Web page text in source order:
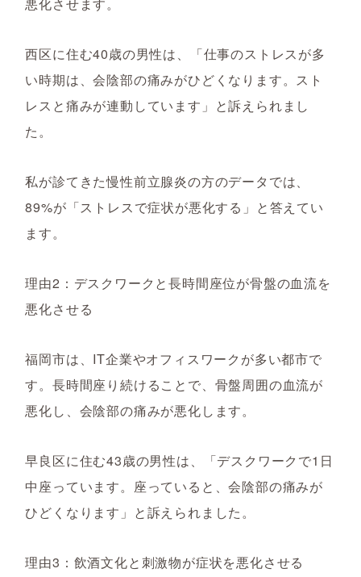
西区に住む40歳の男性は、「仕事のストレスが多
い時期は、会陰部の痛みがひどくなります。スト
レスと痛みが連動しています」と訴えられまし
た。
私が診てきた慢性前立腺炎の方のデータでは、
89%が「ストレスで症状が悪化する」と答えてい
ます。
理由2：デスクワークと長時間座位が骨盤の血流を
悪化させる
福岡市は、IT企業やオフィスワークが多い都市で
す。長時間座り続けることで、骨盤周囲の血流が
悪化し、会陰部の痛みが悪化します。
早良区に住む43歳の男性は、「デスクワークで1日
中座っています。座っていると、会陰部の痛みが
ひどくなります」と訴えられました。
理由3：飲酒文化と刺激物が症状を悪化させる